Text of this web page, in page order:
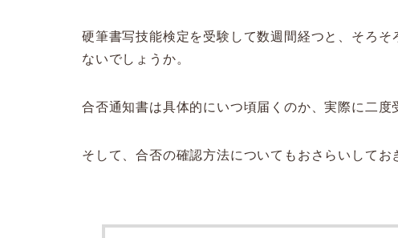
硬筆書写技能検定を受験して数週間経つと、そろ
ないでしょうか。
合否通知書は具体的にいつ頃届くのか、実際に二度
そして、合否の確認方法についてもおさらいしてお